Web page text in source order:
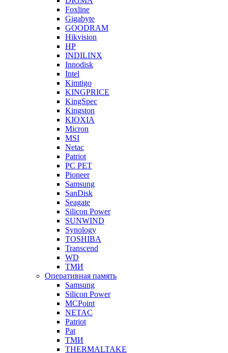
Foxline
Gigabyte
GOODRAM
Hikvision
HP
INDILINX
Innodisk
Intel
Kimtigo
KINGPRICE
KingSpec
Kingston
KIOXIA
Micron
MSI
Netac
Patriot
PC PET
Pioneer
Samsung
SanDisk
Seagate
Silicon Power
SUNWIND
Synology
TOSHIBA
Transcend
WD
ТМИ
Оперативная память
Samsung
Silicon Power
MCPoint
NETAC
Patriot
Pat
ТМИ
THERMALTAKE